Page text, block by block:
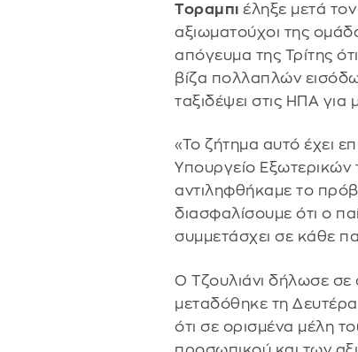
Τοραμπι έληξε μετά
αξιωματούχοι της
απόγευμα της Τρίτης
βίζα πολλαπλών
ταξιδέψει στις ΗΠΑ για
«Το ζήτημα αυτό έχει
Υπουργείο
αντιληφθήκαμε το
διασφαλίσουμε ότι ο
συμμετάσχει σε κάθε
Ο Τζουλιάνι δήλωσε σε
μεταδόθηκε τη
ότι σε ορισμένα μέλη